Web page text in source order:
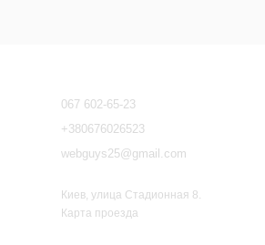
067 602-65-23
+380676026523
webguys25@gmail.com
Киев, улица Стадионная 8.
Карта проезда